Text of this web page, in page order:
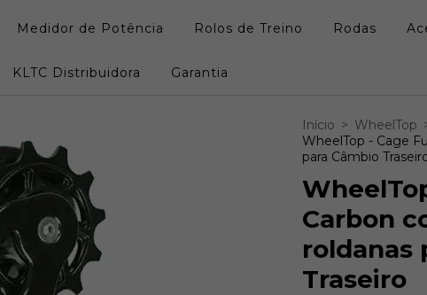
Medidor de Potência Rolos de Treino Rodas
KLTC Distribuidora Garantia
Início > WheelTop
WheelTop - Cage
para Câmbio
Carbon
roldanas
Traseiro